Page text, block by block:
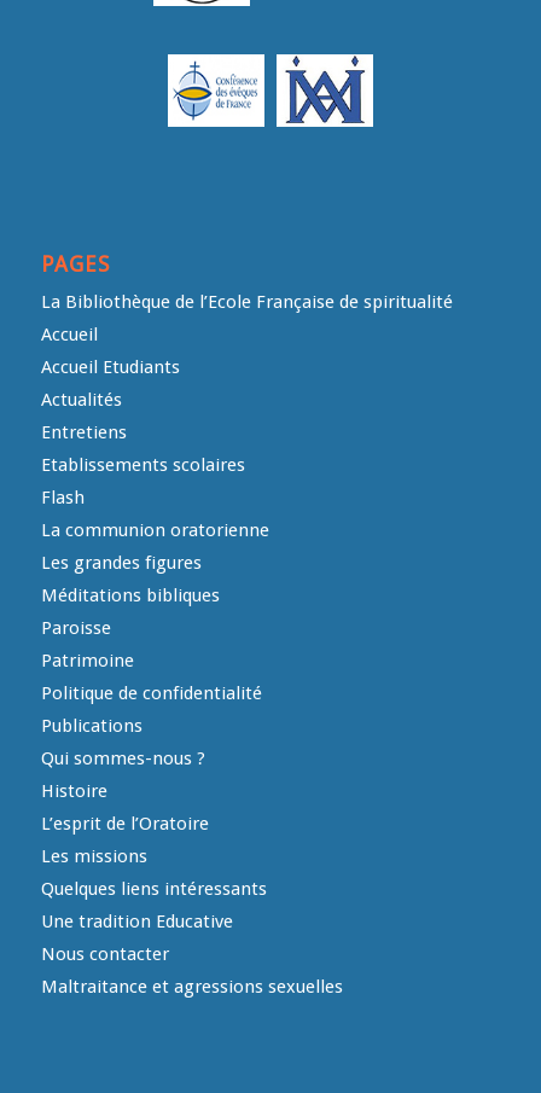
PAGES
La Bibliothèque de l’Ecole Française de spiritualité
Accueil
Accueil Etudiants
Actualités
Entretiens
Etablissements scolaires
Flash
La communion oratorienne
Les grandes figures
Méditations bibliques
Paroisse
Patrimoine
Politique de confidentialité
Publications
Qui sommes-nous ?
Histoire
L’esprit de l’Oratoire
Les missions
Quelques liens intéressants
Une tradition Educative
Nous contacter
Maltraitance et agressions sexuelles